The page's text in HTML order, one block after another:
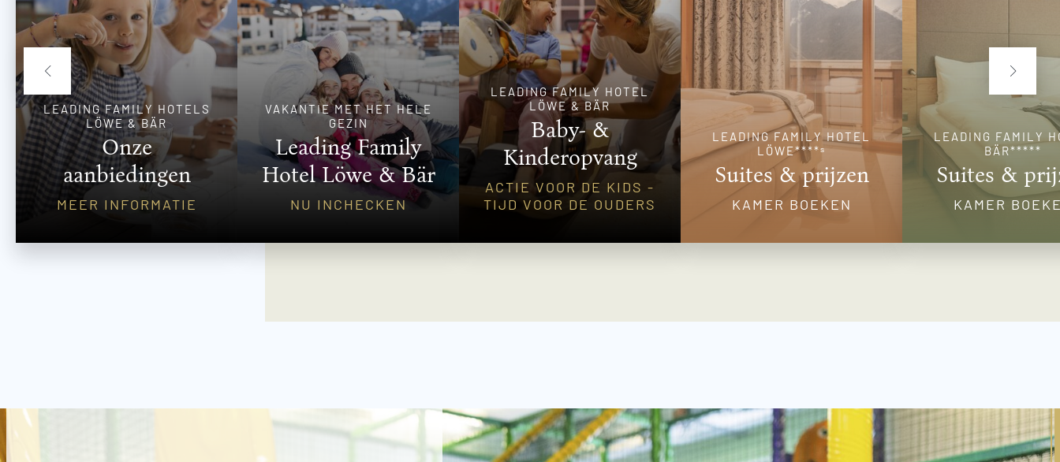
LEADING FAMILY HOTELS
LÖWE & BÄR
Onze
aanbiedingen
MEER INFORMATIE
VAKANTIE MET HET HELE
GEZIN
Leading Family
Hotel Löwe & Bär
NU INCHECKEN
LEADING FAMILY HOTEL
LÖWE & BÄR
Baby- &
Kinderopvang
ACTIE VOOR DE KIDS -
TIJD VOOR DE OUDERS
LEADING FAMILY HOTEL
LÖWE****ˢ
Suites & prijzen
KAMER BOEKEN
LEADING FAMILY
BÄR*****
Suites &
KAMER